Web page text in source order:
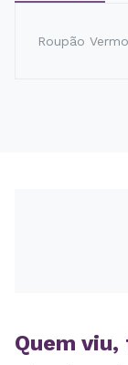
Roupão
Quem